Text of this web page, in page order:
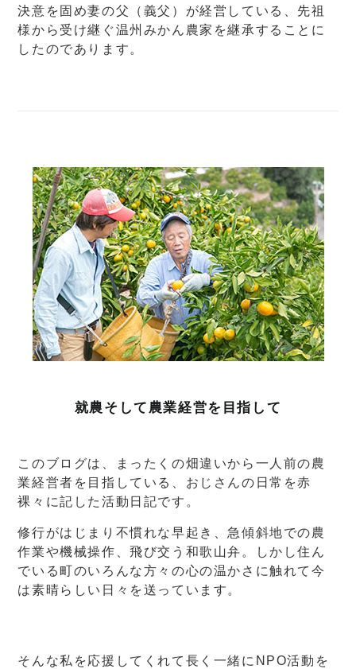
決意を固め妻の父（義父）が経営している、先祖
様から受け継ぐ温州みかん農家を継承することに
したのであります。
就農そして農業経営を目指して
このブログは、まったくの畑違いから一人前の農
業経営者を目指している、おじさんの日常を赤
裸々に記した活動日記です。
修行がはじまり不慣れな早起き、急傾斜地での農
作業や機械操作、飛び交う和歌山弁。しかし住ん
でいる町のいろんな方々の心の温かさに触れて今
は素晴らしい日々を送っています。
そんな私を応援してくれて長く一緒にNPO活動を